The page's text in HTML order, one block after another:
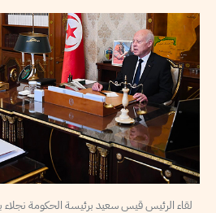
لقاء الرئيس قيس سعيد برئيسة الحكومة نجلاء بودن.